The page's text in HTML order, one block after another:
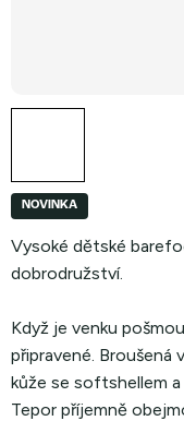
NOVINKA
Vysoké dětské
dobrodružství.
Když je venku
připravené. Broušená
kůže se softshellem
Tepor příjemně